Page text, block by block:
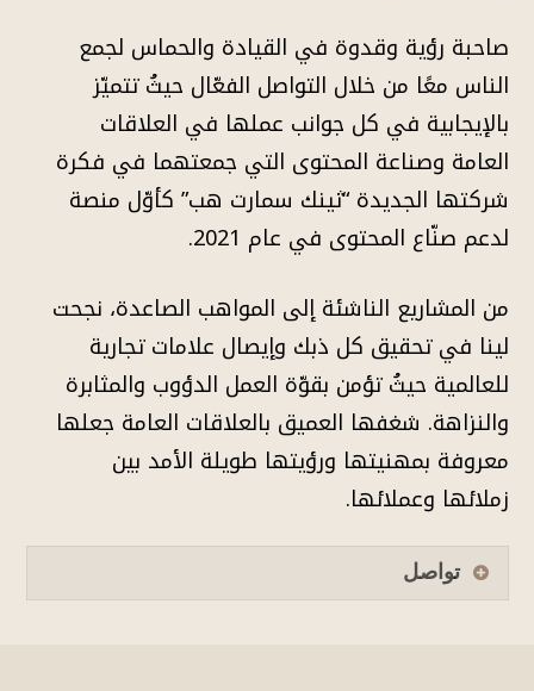
صاحبة رؤية وقدوة في القيادة والحماس لجمع
الناس معًا من خلال التواصل الفعّال حيثُ تتميّز
بالإيجابية في كل جوانب عملها في العلاقات
العامة وصناعة المحتوى التي جمعتهما في فكرة
شركتها الجديدة “ثينك سمارت هب” كأوّل منصة
لدعم صنّاع المحتوى في عام 2021.
من المشاريع الناشئة إلى المواهب الصاعدة، نجحت
لينا في تحقيق كل ذبك وإيصال علامات تجارية
للعالمية حيثُ تؤمن بقوّة العمل الدؤوب والمثابرة
والنزاهة. شغفها العميق بالعلاقات العامة جعلها
معروفة بمهنيتها ورؤيتها طويلة الأمد بين
زملائها وعملائها.
تواصل